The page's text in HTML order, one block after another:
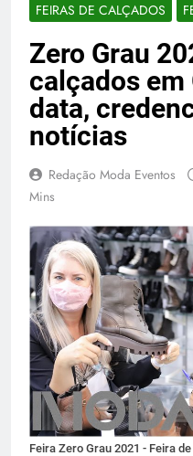
FEIRAS DE CALÇADOS
Zero Grau
calçados em
data,
notícias
Redação Moda Eventos
Mins
Feira Zero Grau 2021 - Feira